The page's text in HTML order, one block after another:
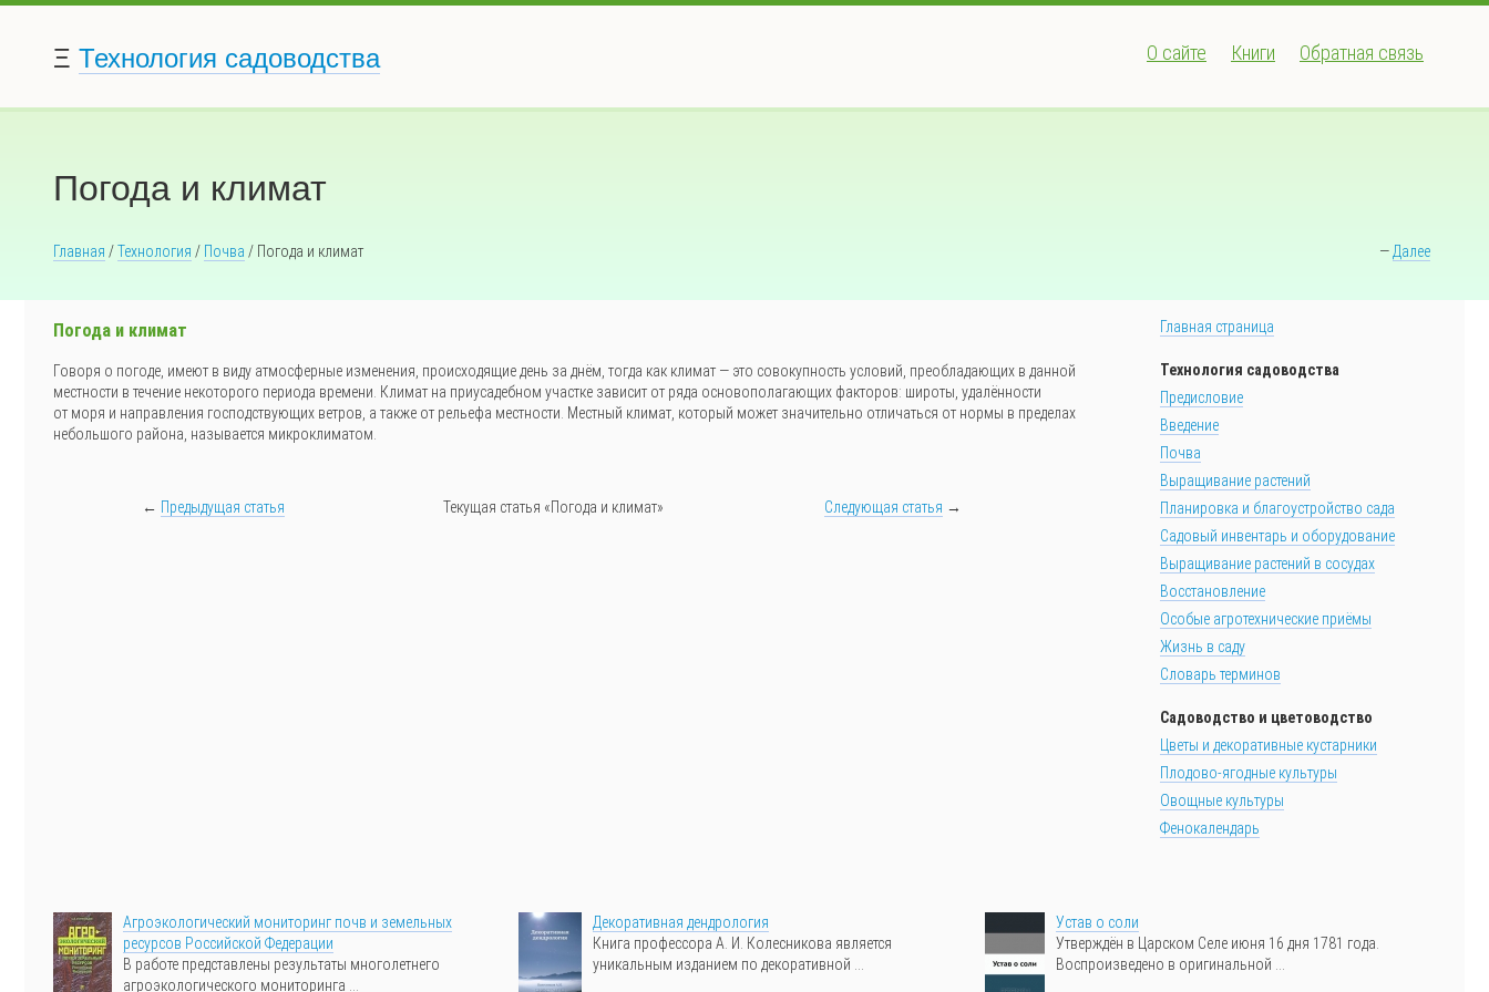
Ξ Технология садоводства О сайте Книги Обратная связь
Погода и климат
Главная / —Далее
Технология / Почва / Погода и климат
Погода и климат
Говоря о погоде, имеют в виду атмосферные изменения, происходящие день за днём, тогда как климат — это совокупность условий, преобладающих в данной
местности в течение некоторого периода времени. Климат на приусадебном участке зависит от ряда основополагающих факторов: широты, удалённости
от моря и направления господствующих ветров, а также от рельефа местности. Местный климат, который может значительно отличаться от нормы в пределах
небольшого района, называется микроклиматом.
← Предыдущая статья Текущая статья «Погода и климат» Следующая статья →
Главная страница
Технология садоводства
Предисловие
Введение
Почва
Выращивание растений
Планировка и благоустройство сада
Садовый инвентарь и оборудование
Выращивание растений в сосудах
Восстановление
Особые агротехнические приёмы
Жизнь в саду
Словарь терминов
Садоводство и цветоводство
Цветы и декоративные кустарники
Плодово-ягодные культуры
Овощные культуры
Фенокалендарь
Агроэкологический мониторинг почв и земельных
ресурсов Российской Федерации
В работе представлены результаты многолетнего
агроэкологического мониторинга ...
Декоративная дендрология
Книга профессора А. И. Колесникова является
уникальным изданием по декоративной ...
Устав о соли
Утверждён в Царском Селе июня 16 дня 1781 года.
Воспроизведено в оригинальной ...